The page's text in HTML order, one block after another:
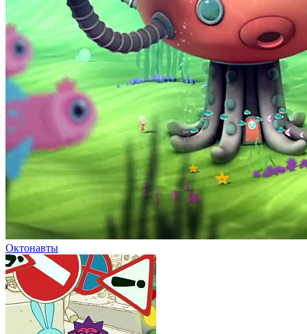
Октонавты